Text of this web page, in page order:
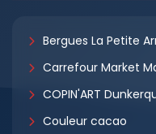
Bergues La Petite
Carrefour Market
COPIN'ART
Couleur cacao